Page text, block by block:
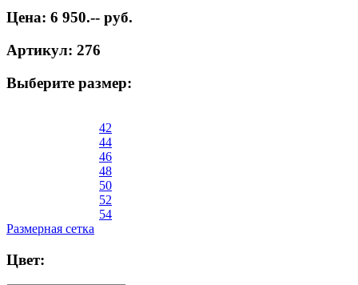
Цена: 6 950.-- руб.
Артикул: 276
Выберите размер:
42
44
46
48
50
52
54
Размерная сетка
Цвет: